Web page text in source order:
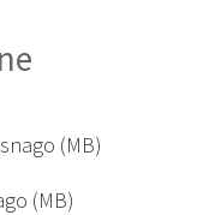
(MB)
(MB)